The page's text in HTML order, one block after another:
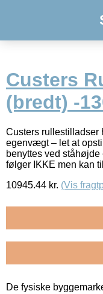
Custers
(bredt) -
Custers rullestilladser
egenvægt – let at
benyttes ved
følger IKKE men kan
10945.44 kr. (Vis
De fysiske